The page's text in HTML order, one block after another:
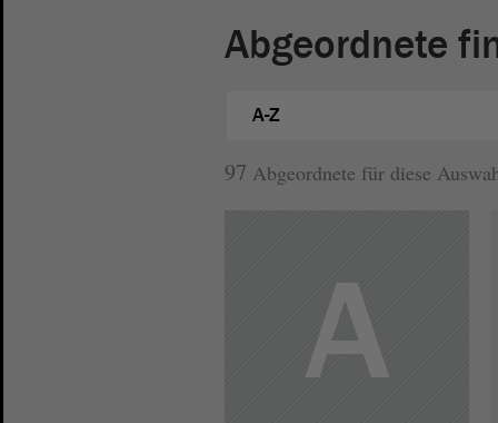
Abgeordnete
97 Abgeordnete für diese
A